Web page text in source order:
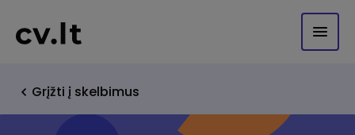
Grįžti į skelbimus